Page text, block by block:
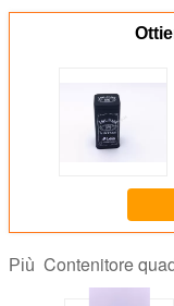
Più Contenitore